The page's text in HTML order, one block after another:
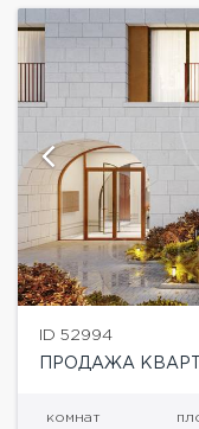
ID 52994
ПРОДАЖА
комнат